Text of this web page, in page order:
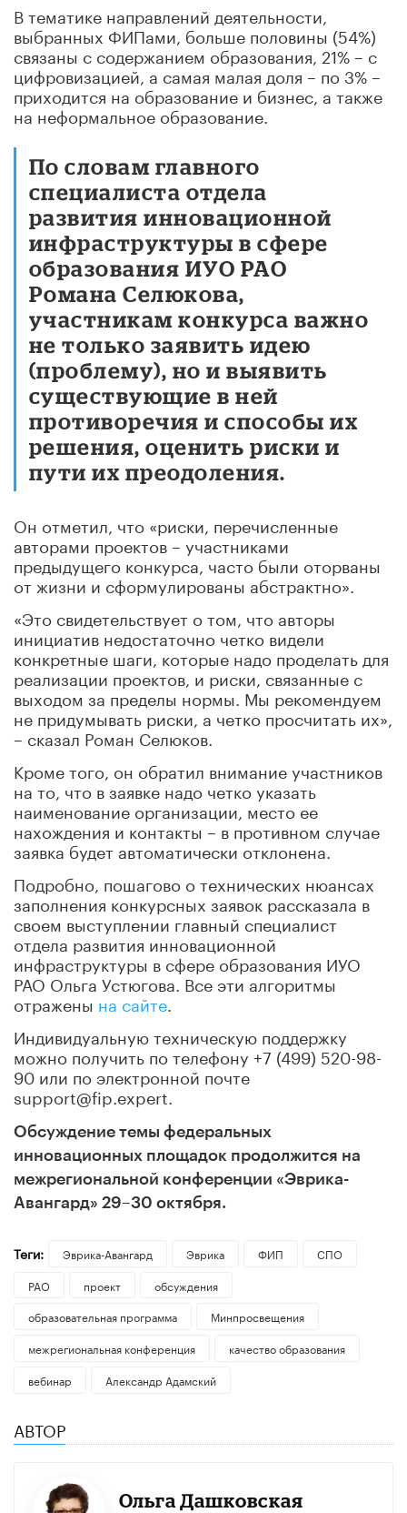
В тематике направлений деятельности,
выбранных ФИПами, больше половины (54%)
связаны с содержанием образования, 21% – с
цифровизацией, а самая малая доля – по 3% –
приходится на образование и бизнес, а также
на неформальное образование.
По словам главного
специалиста отдела
развития инновационной
инфраструктуры в сфере
образования ИУО РАО
Романа Селюкова,
участникам конкурса важно
не только заявить идею
(проблему), но и выявить
существующие в ней
противоречия и способы их
решения, оценить риски и
пути их преодоления.
Он отметил, что «риски, перечисленные
авторами проектов – участниками
предыдущего конкурса, часто были оторваны
от жизни и сформулированы абстрактно».
«Это свидетельствует о том, что авторы
инициатив недостаточно четко видели
конкретные шаги, которые надо проделать для
реализации проектов, и риски, связанные с
выходом за пределы нормы. Мы рекомендуем
не придумывать риски, а четко просчитать их»,
– сказал Роман Селюков.
Кроме того, он обратил внимание участников
на то, что в заявке надо четко указать
наименование организации, место ее
нахождения и контакты – в противном случае
заявка будет автоматически отклонена.
Подробно, пошагово о технических нюансах
заполнения конкурсных заявок рассказала в
своем выступлении главный специалист
отдела развития инновационной
инфраструктуры в сфере образования ИУО
РАО Ольга Устюгова. Все эти алгоритмы
отражены на сайте
Индивидуальную техническую поддержку
можно получить по телефону +7 (499) 520-98-
90 или по электронной почте
support@fip.expert.
Обсуждение темы федеральных
инновационных площадок продолжится на
межрегиональной конференции «Эврика-
Авангард» 29–30 октября.
Теги: Эврика-Авангард Эврика ФИП
СПО
РАО
проект
обсуждения
образовательная программа
Минпросвещения
межрегиональная конференция
качество образования
вебинар
Александр Адамский
АВТОР
Ольга Дашковская